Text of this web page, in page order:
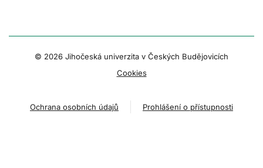
© 2026 Jihočeská univerzita v Českých Budějovicích
Cookies
Ochrana osobních údajů Prohlášení o přístupnosti